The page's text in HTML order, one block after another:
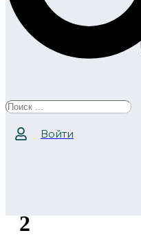
Search
Войти
2